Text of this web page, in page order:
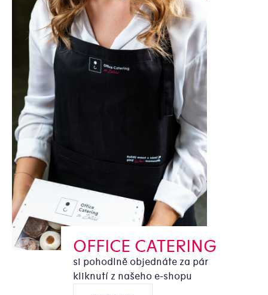
OFFICE CATERING
si pohodlně objednáte za pár
kliknutí z našeho e-shopu